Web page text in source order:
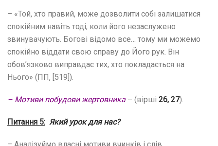
– «Той, хто правий, може дозволити собі залишатися
спокійним навіть тоді, коли його незаслужено
звинувачують. Богові відомо все… тому ми можемо
спокійно віддати свою справу до Його рук. Він
обов’язково виправдає тих, хто покладається на
Нього» (ПП, [519]).
– Мотиви побудови жертовника – (вірші 26, 27).
Питання 5: Який урок для нас?